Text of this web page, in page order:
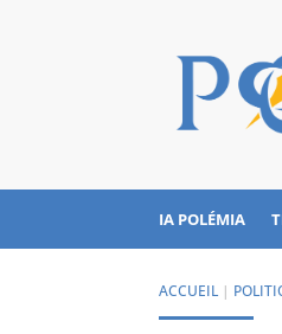
IA POLÉMIA
ACCUEIL |